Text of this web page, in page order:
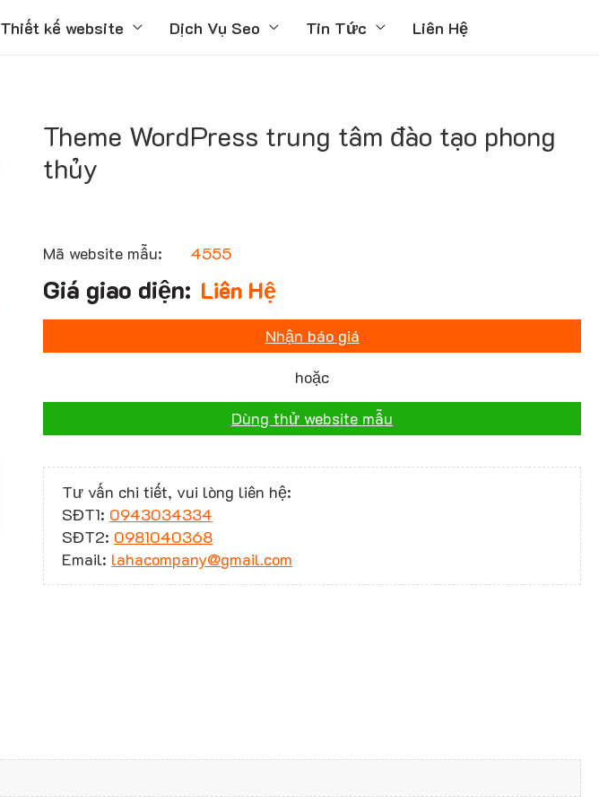
Thiết kế website Dịch Vụ Seo Tin Tức Liên Hệ
Theme WordPress trung tâm đào tạo phong
thủy
Mã website mẫu: 4555
Liên Hệ
Nhận báo giá
hoặc
Dùng thử website mẫu
Tư vấn chi tiết, vui lòng liên hệ:
SĐT1: 0943034334
SĐT2: 0981040368
Email: lahacompany@gmail.com